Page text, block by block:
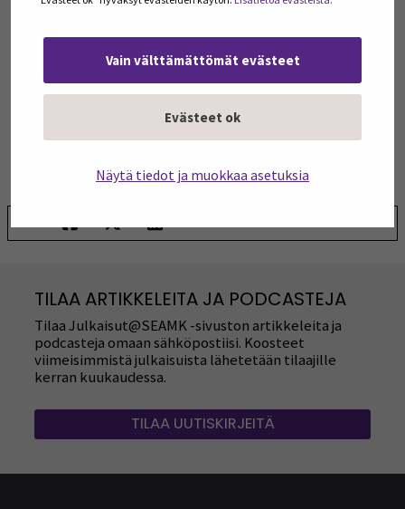
Vain välttämättömät evästeet
Evästeet ok
Näytä tiedot ja muokkaa asetuksia
alueella.
Teksti:
Margit Närvä
Jaa:
TILAA ARTIKKELEITA JA PODCASTEJA
Tilaa Julkaisut@SEAMK -sivuston artikkeleita ja
podcasteja omaan sähköpostiisi. Koosteet
viimeisimmistä julkaisuista lähetetään tilaajille
kerran kuukaudessa.
TILAA UUTISKIRJEITÄ